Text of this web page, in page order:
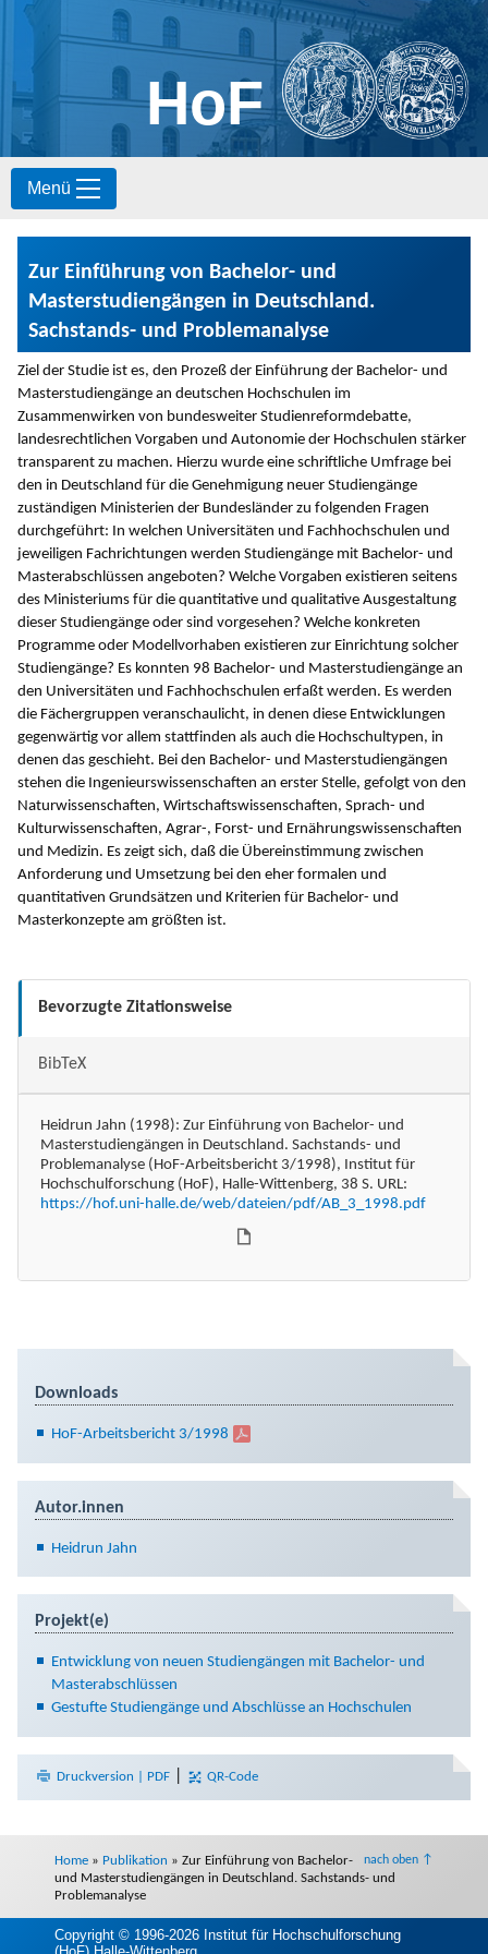
HoF
Menü
Zur Einführung von Bachelor- und
Masterstudiengängen in Deutschland.
Sachstands- und Problemanalyse
Ziel der Studie ist es, den Prozeß der Einführung der Bachelor- und
Masterstudiengänge an deutschen Hochschulen im
Zusammenwirken von bundesweiter Studienreformdebatte,
landesrechtlichen Vorgaben und Autonomie der Hochschulen stärker
transparent zu machen. Hierzu wurde eine schriftliche Umfrage bei
den in Deutschland für die Genehmigung neuer Studiengänge
zuständigen Ministerien der Bundesländer zu folgenden Fragen
durchgeführt: In welchen Universitäten und Fachhochschulen und
jeweiligen Fachrichtungen werden Studiengänge mit Bachelor- und
Masterabschlüssen angeboten? Welche Vorgaben existieren seitens
des Ministeriums für die quantitative und qualitative Ausgestaltung
dieser Studiengänge oder sind vorgesehen? Welche konkreten
Programme oder Modellvorhaben existieren zur Einrichtung solcher
Studiengänge? Es konnten 98 Bachelor- und Masterstudiengänge an
den Universitäten und Fachhochschulen erfaßt werden. Es werden
die Fächergruppen veranschaulicht, in denen diese Entwicklungen
gegenwärtig vor allem stattfinden als auch die Hochschultypen, in
denen das geschieht. Bei den Bachelor- und Masterstudiengängen
stehen die Ingenieurswissenschaften an erster Stelle, gefolgt von den
Naturwissenschaften, Wirtschaftswissenschaften, Sprach- und
Kulturwissenschaften, Agrar-, Forst- und Ernährungswissenschaften
und Medizin. Es zeigt sich, daß die Übereinstimmung zwischen
Anforderung und Umsetzung bei den eher formalen und
quantitativen Grundsätzen und Kriterien für Bachelor- und
Masterkonzepte am größten ist.
Bevorzugte Zitationsweise
BibTeX
Heidrun Jahn (1998): Zur Einführung von Bachelor- und
Masterstudiengängen in Deutschland. Sachstands- und
Problemanalyse (HoF-Arbeitsbericht 3/1998), Institut für
Hochschulforschung (HoF), Halle-Wittenberg, 38 S. URL:
https://hof.uni-halle.de/web/dateien/pdf/AB_3_1998.pdf
Downloads
HoF-Arbeitsbericht 3/1998
Autor.innen
Heidrun Jahn
Projekt(e)
Entwicklung von neuen Studiengängen mit Bachelor- und
Masterabschlüssen
Gestufte Studiengänge und Abschlüsse an Hochschulen
Druckversion | PDF QR-Code
nach oben ↑
Home » Publikation » Zur Einführung von Bachelor-
und Masterstudiengängen in Deutschland. Sachstands- und
Problemanalyse
Copyright © 1996-2026 Institut für Hochschulforschung